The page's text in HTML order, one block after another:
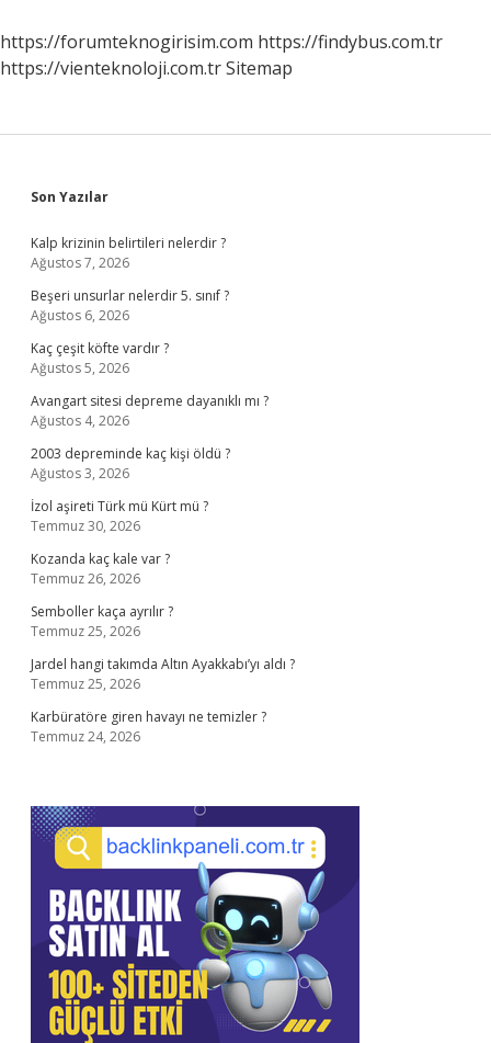
https://forumteknogirisim.com https://findybus.com.tr
https://vienteknoloji.com.trSitemap
Sidebar
Son Yazılar
Kalp krizinin belirtileri nelerdir ?
Ağustos 7, 2026
Beşeri unsurlar nelerdir 5. sınıf ?
Ağustos 6, 2026
Kaç çeşit köfte vardır ?
Ağustos 5, 2026
Avangart sitesi depreme dayanıklı mı ?
Ağustos 4, 2026
2003 depreminde kaç kişi öldü ?
Ağustos 3, 2026
İzol aşireti Türk mü Kürt mü ?
Temmuz 30, 2026
Kozanda kaç kale var ?
Temmuz 26, 2026
Semboller kaça ayrılır ?
Temmuz 25, 2026
Jardel hangi takımda Altın Ayakkabı’yı aldı ?
Temmuz 25, 2026
Karbüratöre giren havayı ne temizler ?
Temmuz 24, 2026